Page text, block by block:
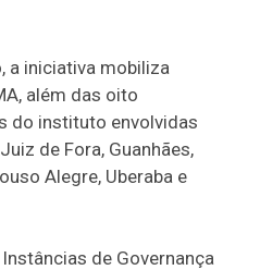
a iniciativa mobiliza
além das oito
do instituto envolvidas
de Fora, Guanhães,
Alegre, Uberaba e
de Governança